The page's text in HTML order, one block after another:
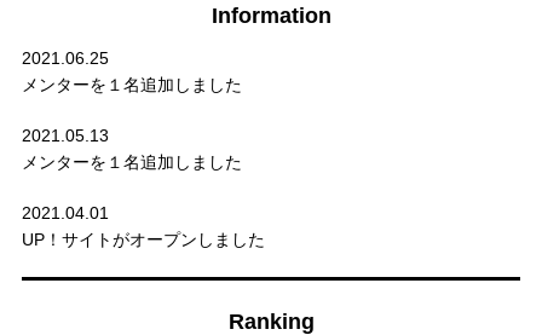
Information
2021.06.25
メンターを１名追加しました
2021.05.13
メンターを１名追加しました
2021.04.01
UP！サイトがオープンしました
Ranking